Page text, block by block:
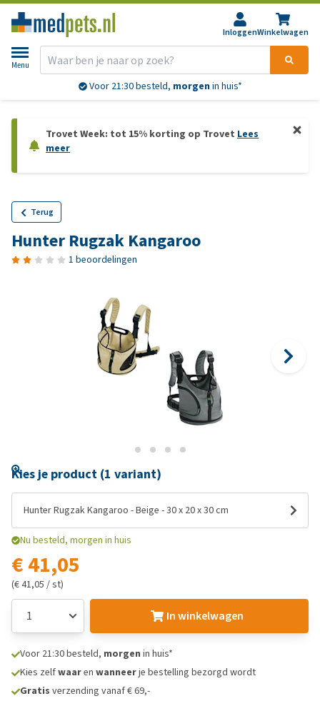
InloggenWinkelwagen
Menu
Voor 21:30 besteld, morgenin huis*
Trovet Week: tot 15% korting op Trovet Lees
meer
Terug
Hunter Rugzak Kangaroo
1 beoordelingen
Kies je product (1 variant)
Hunter Rugzak Kangaroo - Beige - 30 x 20 x 30 cm
Nu besteld, morgen in huis
€ 41,05
(€ 41,05 / st)
In winkelwagen
Voor 21:30 besteld, morgen in huis*
Kies zelfwaaren wanneerje bestelling bezorgd wordt
Gratis verzending vanaf € 69,-